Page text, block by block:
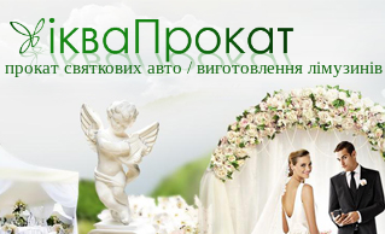
прокат святкових авто /виготовлення лімузинів